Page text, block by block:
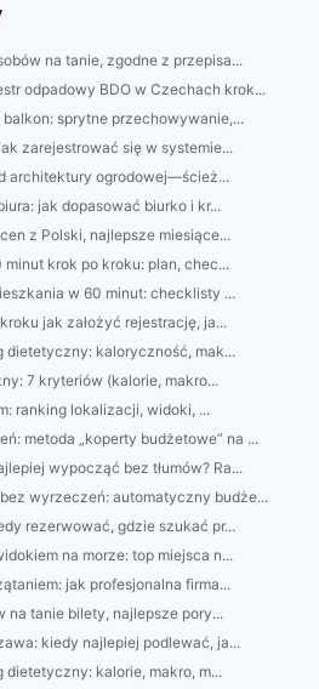
na tanie, zgodne z przepisa...
odpadowy BDO w Czechach krok...
balkon: sprytne przechowywanie,...
zarejestrować się w systemie...
architektury ogrodowej—ścież...
jak dopasować biurko i kr...
z Polski, najlepsze miesiące...
krok po kroku: plan, chec...
w 60 minut: checklisty ...
jak założyć rejestrację, ja...
kaloryczność, mak...
7 kryteriów (kalorie, makro...
ranking lokalizacji, widoki, ...
metoda „koperty budżetowe” na ...
wypocząć bez tłumów? Ra...
wyrzeczeń: automatyczny budże...
rezerwować, gdzie szukać pr...
na morze: top miejsca n...
jak profesjonalna firma...
na tanie bilety, najlepsze pory...
kiedy najlepiej podlewać, ja...
kalorie, makro, m...